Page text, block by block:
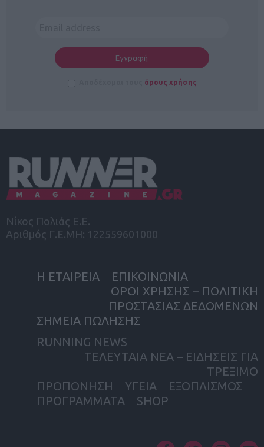
όρους χρήσης
Νίκος Πολιάς Ε.Ε.
Αριθμός Γ.Ε.ΜΗ: 122559601000
Η ΕΤΑΙΡΕΙΑ
ΕΠΙΚΟΙΝΩΝΙΑ
ΟΡΟΙ ΧΡΗΣΗΣ – ΠΟΛΙΤΙΚΗ
ΠΡΟΣΤΑΣΙΑΣ ΔΕΔΟΜΕΝΩΝ
ΣΗΜΕΙΑ ΠΩΛΗΣΗΣ
RUNNING NEWS
ΤΕΛΕΥΤΑΙΑ ΝΕΑ – ΕΙΔΗΣΕΙΣ ΓΙΑ
ΤΡΕΞΙΜΟ
ΠΡΟΠΟΝΗΣΗ
ΥΓΕΙΑ
ΕΞΟΠΛΙΣΜΟΣ
ΠΡΟΓΡΑΜΜΑΤΑ
SHOP